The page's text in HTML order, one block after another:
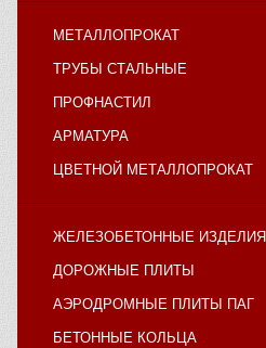
МЕТАЛЛОПРОКАТ
ТРУБЫ СТАЛЬНЫЕ
ПРОФНАСТИЛ
АРМАТУРА
ЦВЕТНОЙ МЕТАЛЛОПРОКАТ
ЖЕЛЕЗОБЕТОННЫЕ ИЗДЕЛИЯ
ДОРОЖНЫЕ ПЛИТЫ
АЭРОДРОМНЫЕ ПЛИТЫ ПАГ
БЕТОННЫЕ КОЛЬЦА